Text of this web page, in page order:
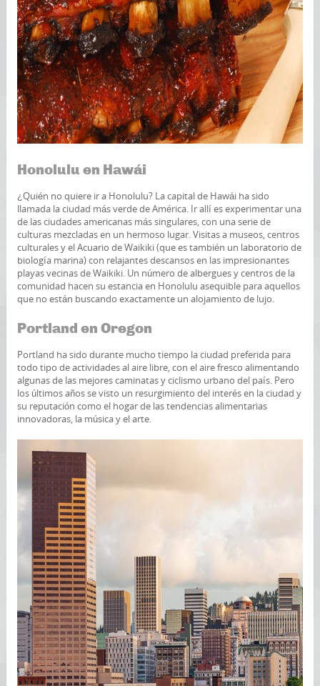
Honolulu en Hawái
¿Quién no quiere ir a Honolulu? La capital de Hawái ha sido
llamada la ciudad más verde de América. Ir allí es experimentar una
de las ciudades americanas más singulares, con una serie de
culturas mezcladas en un hermoso lugar. Visitas a museos, centros
culturales y el Acuario de Waikiki (que es también un laboratorio de
biología marina) con relajantes descansos en las impresionantes
playas vecinas de Waikiki. Un número de albergues y centros de la
comunidad hacen su estancia en Honolulu asequible para aquellos
que no están buscando exactamente un alojamiento de lujo.
Portland en Oregon
Portland ha sido durante mucho tiempo la ciudad preferida para
todo tipo de actividades al aire libre, con el aire fresco alimentando
algunas de las mejores caminatas y ciclismo urbano del país. Pero
los últimos años se visto un resurgimiento del interés en la ciudad y
su reputación como el hogar de las tendencias alimentarias
innovadoras, la música y el arte.